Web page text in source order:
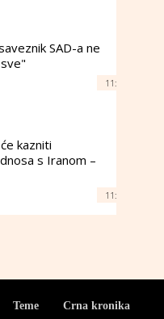
SAD-a ne
11:
kazniti
s Iranom –
11:
Teme Crna kronika